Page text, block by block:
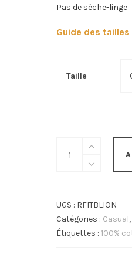
Pas de sèche-linge
Guide des tailles
Taille
shirt
blanc
quantité
UGS : RFITBLION
Catégories : Casual,
Étiquettes : 100%